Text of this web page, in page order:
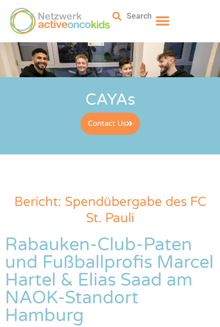
Search
CAYAs
Contact Us
Bericht: Spendübergabe des FC
St. Pauli
Rabauken-Club-Paten
und Fußballprofis Marcel
Hartel & Elias Saad am
NAOK-Standort
Hamburg